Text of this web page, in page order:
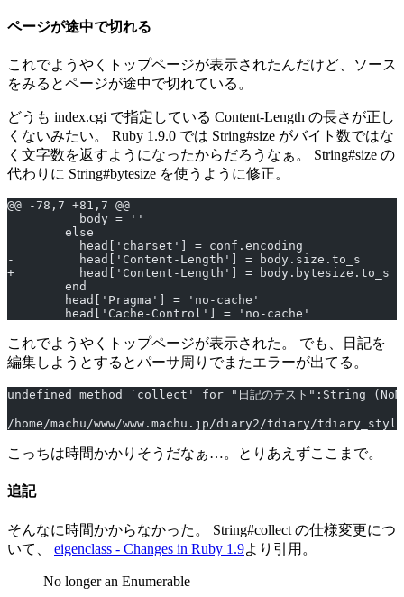
ページが途中で切れる
これでようやくトップページが表示されたんだけど、ソース
をみるとページが途中で切れている。
どうも index.cgi で指定している Content-Length の長さが正し
くないみたい。 Ruby 1.9.0 では String#size がバイト数ではな
く文字数を返すようになったからだろうなぁ。 String#size の
代わりに String#bytesize を使うように修正。
@@ -78,7 +81,7 @@
          body = ''
        else
          head['charset'] = conf.encoding
-         head['Content-Length'] = body.size.to_s
+         head['Content-Length'] = body.bytesize.to_s
        end
        head['Pragma'] = 'no-cache'
        head['Cache-Control'] = 'no-cache'
これでようやくトップページが表示された。 でも、日記を
編集しようとするとパーサ周りでまたエラーが出てる。
undefined method `collect' for "日記のテスト":String
/home/machu/www/www.machu.jp/diary2/tdiary/
こっちは時間かかりそうだなぁ…。とりあえずここまで。
追記
そんなに時間かからなかった。 String#collect の仕様変更につ
いて、 eigenclass - Changes in Ruby 1.9より引用。
No longer an Enumerable